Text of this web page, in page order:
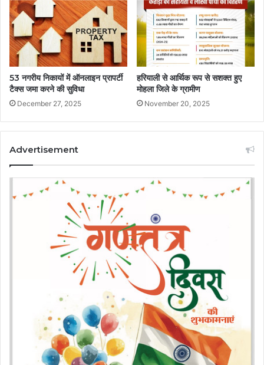
53 नगरीय निकायों में ऑनलाइन प्रापर्टी
टैक्स जमा करने की सुविधा
December 27, 2025
हरियाली से आर्थिक रूप से सशक्त हुए
मोहला जिले के ग्रामीण
November 20, 2025
Advertisement